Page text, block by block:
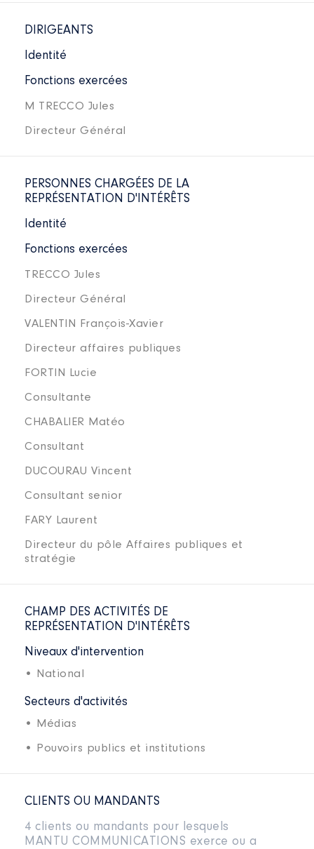
DIRIGEANTS
Identité
Fonctions exercées
M TRECCO Jules
Directeur Général
PERSONNES CHARGÉES DE LA
REPRÉSENTATION D'INTÉRÊTS
Identité
Fonctions exercées
TRECCO Jules
Directeur Général
VALENTIN François-Xavier
Directeur affaires publiques
FORTIN Lucie
Consultante
CHABALIER Matéo
Consultant
DUCOURAU Vincent
Consultant senior
FARY Laurent
Directeur du pôle Affaires publiques et
stratégie
CHAMP DES ACTIVITÉS DE
REPRÉSENTATION D'INTÉRÊTS
Niveaux d'intervention
• National
Secteurs d'activités
• Médias
• Pouvoirs publics et institutions
CLIENTS OU MANDANTS
4 clients ou mandants pour lesquels
MANTU COMMUNICATIONS exerce ou a